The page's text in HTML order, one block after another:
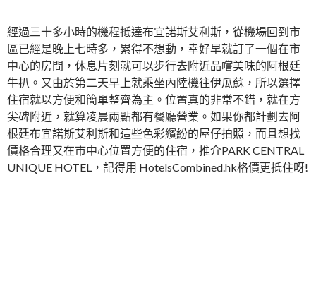
經過三十多小時的機程抵達布宜諾斯艾利斯，從機場回到市
區已經是晚上七時多，累得不想動，幸好早就訂了一個在市
中心的房間，休息片刻就可以步行去附近品嚐美味的阿根廷
牛扒。又由於第二天早上就乘坐內陸機往伊瓜蘇，所以選擇
住宿就以方便和簡單整齊為主。位置真的非常不錯，就在方
尖碑附近，就算凌晨兩點都有餐廳營業。如果你都計劃去阿
根廷布宜諾斯艾利斯和這些色彩繽紛的屋仔拍照，而且想找
價格合理又在市中心位置方便的住宿，推介PARK CENTRAL
UNIQUE HOTEL，記得用 HotelsCombined.hk格價更抵住呀!